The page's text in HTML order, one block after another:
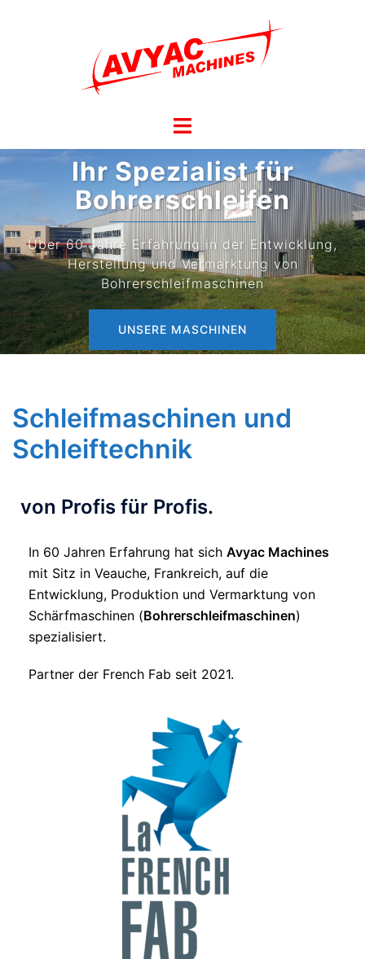
Ihr Spezialist für
Bohrerschleifen
Über 60 Jahre Erfahrung in der Entwicklung,
Herstellung und Vermarktung von
Bohrerschleifmaschinen
UNSERE MASCHINEN
Schleifmaschinen und
Schleiftechnik
von Profis für Profis.​
In 60 Jahren Erfahrung hat sich Avyac Machines
mit Sitz in Veauche, Frankreich, auf die
Entwicklung, Produktion und Vermarktung von
Schärfmaschinen (Bohrerschleifmaschinen)
spezialisiert.
Partner der French Fab seit 2021.